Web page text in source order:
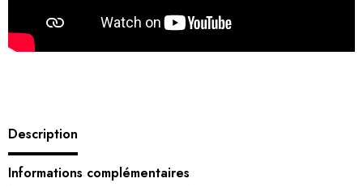
Description
Informations complémentaires